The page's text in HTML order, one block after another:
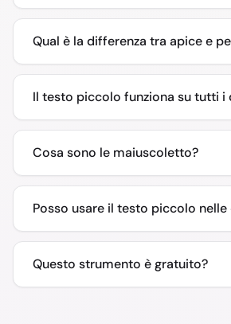
Qual è la differenza tra apice e
Il testo piccolo funziona su tutti i
Cosa sono le maiuscoletto?
Posso usare il testo piccolo nelle
Questo strumento è gratuito?